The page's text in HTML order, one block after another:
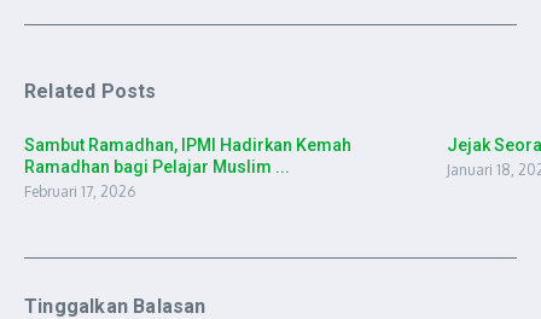
Related Posts
Sambut Ramadhan, IPMI Hadirkan Kemah
Ramadhan bagi Pelajar Muslim ...
Februari 17, 2026
Jejak
Januari 18,
Tinggalkan Balasan